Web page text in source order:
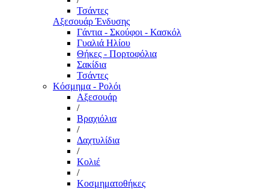
Τσάντες
Αξεσουάρ Ένδυσης
Γάντια - Σκούφοι - Κασκόλ
Γυαλιά Ηλίου
Θήκες - Πορτοφόλια
Σακίδια
Τσάντες
Κόσμημα - Ρολόι
Αξεσουάρ
/
Βραχιόλια
/
Δαχτυλίδια
/
Κολιέ
/
Κοσμηματοθήκες